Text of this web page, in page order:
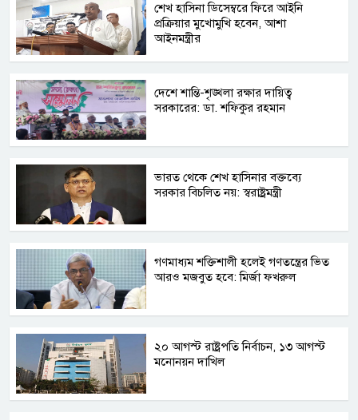
শেখ হাসিনা ডিসেম্বরে ফিরে আইনি
প্রক্রিয়ার মুখোমুখি হবেন, আশা
আইনমন্ত্রীর
দেশে শান্তি-শৃঙ্খলা রক্ষার দায়িত্ব
সরকারের: ডা. শফিকুর রহমান
ভারত থেকে শেখ হাসিনার বক্তব্যে
সরকার বিচলিত নয়: স্বরাষ্ট্রমন্ত্রী
গণমাধ্যম শক্তিশালী হলেই গণতন্ত্রের ভিত
আরও মজবুত হবে: মির্জা ফখরুল
২০ আগস্ট রাষ্ট্রপতি নির্বাচন, ১৩ আগস্ট
মনোনয়ন দাখিল